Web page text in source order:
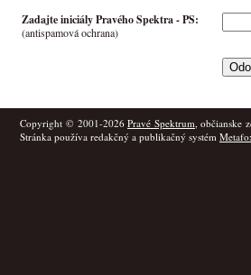
Zadajte iniciály Pravého Spektra -PS:
(antispamová ochrana)
Copyright © 2001-2026 Pravé Spektrum, občianske
Stránka používa redakčný a publikačný systém